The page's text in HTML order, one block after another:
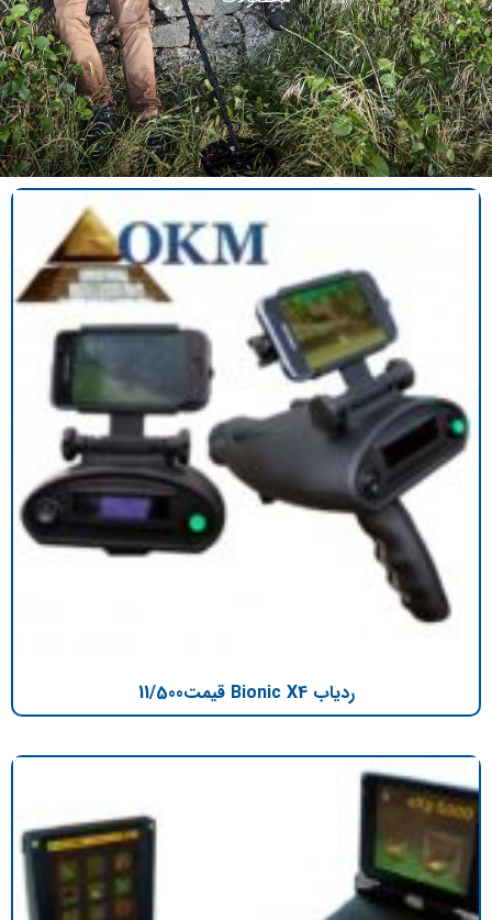
ردیاب Bionic X4 قیمت11/500